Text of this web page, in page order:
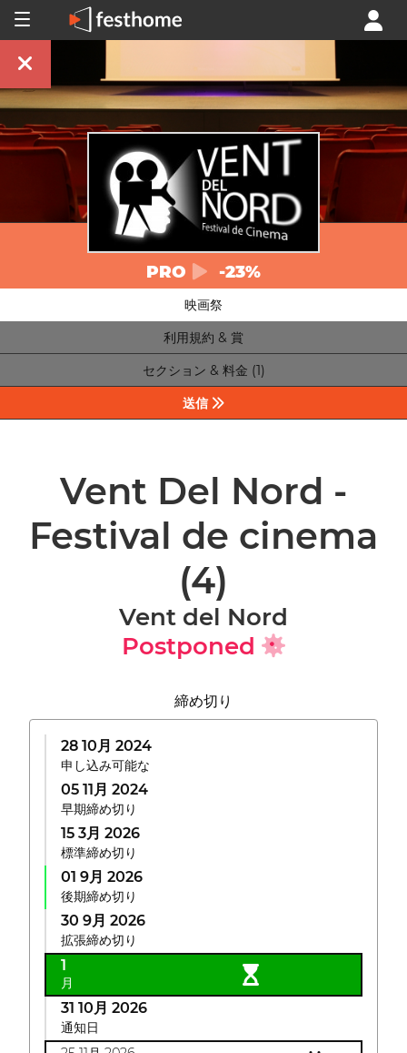
PRO -23%
映画祭
利用規約 & 賞
セクション & 料金 (1)
送信
Vent Del Nord -
Festival de cinema
(4)
Vent del Nord
Postponed
締め切り
28 10月 2024
申し込み可能な
05 11月 2024
早期締め切り
15 3月 2026
標準締め切り
01 9月 2026
後期締め切り
30 9月 2026
拡張締め切り
1
月
31 10月 2026
通知日